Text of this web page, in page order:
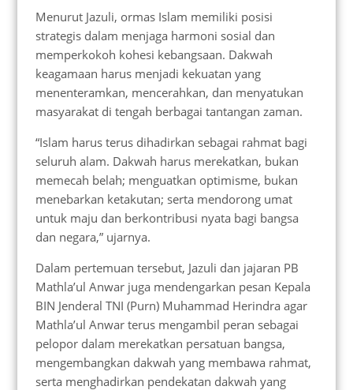
Menurut Jazuli, ormas Islam memiliki posisi
strategis dalam menjaga harmoni sosial dan
memperkokoh kohesi kebangsaan. Dakwah
keagamaan harus menjadi kekuatan yang
menenteramkan, mencerahkan, dan menyatukan
masyarakat di tengah berbagai tantangan zaman.
“Islam harus terus dihadirkan sebagai rahmat bagi
seluruh alam. Dakwah harus merekatkan, bukan
memecah belah; menguatkan optimisme, bukan
menebarkan ketakutan; serta mendorong umat
untuk maju dan berkontribusi nyata bagi bangsa
dan negara,” ujarnya.
Dalam pertemuan tersebut, Jazuli dan jajaran PB
Mathla’ul Anwar juga mendengarkan pesan Kepala
BIN Jenderal TNI (Purn) Muhammad Herindra agar
Mathla’ul Anwar terus mengambil peran sebagai
pelopor dalam merekatkan persatuan bangsa,
mengembangkan dakwah yang membawa rahmat,
serta menghadirkan pendekatan dakwah yang